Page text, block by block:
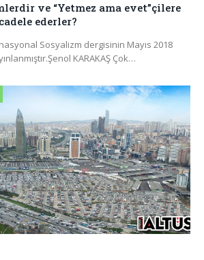
ve “Yetmez ama evet”çilere
ederler?
Sosyalizm dergisinin Mayıs 2018
KARAKAŞ Çok…